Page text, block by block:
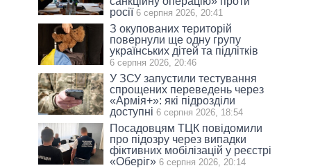
росії 6 серпня 2026, 20:41
З окупованих територій
повернули ще одну групу
українських дітей та підлітків
6 серпня 2026, 20:46
У ЗСУ запустили тестування
спрощених переведень через
«Армія+»: які підрозділи
доступні 6 серпня 2026, 18:54
Посадовцям ТЦК повідомили
про підозру через випадки
фіктивних мобілізацій у реєстрі
«Оберіг» 6 серпня 2026, 20:14